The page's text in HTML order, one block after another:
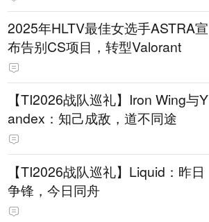
2025年HLTV最佳女选手ASTRA宣
布告别CS项目，转型Valorant
【TI2026战队巡礼】Iron Wing与Y
andex：知己成敌，道不同途
【TI2026战队巡礼】Liquid：昨日
争锋，今日同舟